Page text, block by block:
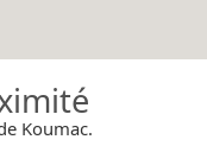
Koumac.